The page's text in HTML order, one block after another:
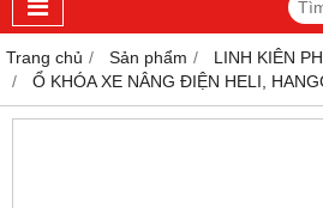
Trang chủ Sản phẩm
LINH KIÊN
Ổ KHÓA XE NÂNG ĐIỆN HELI,